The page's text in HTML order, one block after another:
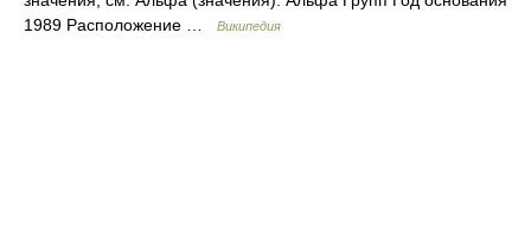
1989 Расположение …
Википедия